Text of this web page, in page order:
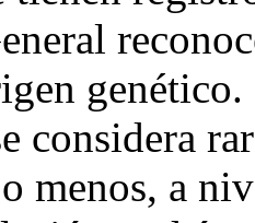
considera
menos, a